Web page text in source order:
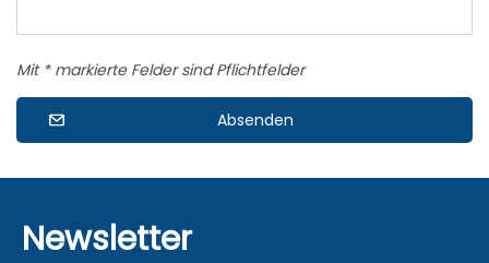
Mit * markierte Felder sind Pflichtfelder
Absenden
Newsletter